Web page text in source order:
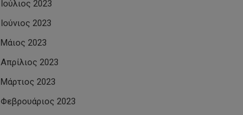
Ιούλιος 2023
Ιούνιος 2023
Μάιος 2023
Απρίλιος 2023
Μάρτιος 2023
Φεβρουάριος 2023